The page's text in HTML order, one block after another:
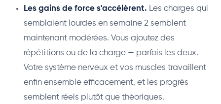
Les gains de force s'accélèrent. Les charges qui
semblaient lourdes en semaine 2 semblent
maintenant modérées. Vous ajoutez des
répétitions ou de la charge — parfois les deux.
Votre système nerveux et vos muscles travaillent
enfin ensemble efficacement, et les progrès
semblent réels plutôt que théoriques.